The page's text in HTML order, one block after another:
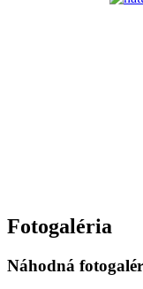
Fotogaléria
Náhodná